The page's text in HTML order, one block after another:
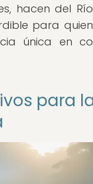
hacen del
para
única en
para